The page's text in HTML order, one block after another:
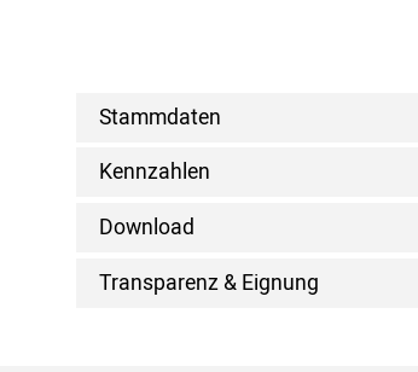
Stammdaten
Kennzahlen
Download
Transparenz & Eignung